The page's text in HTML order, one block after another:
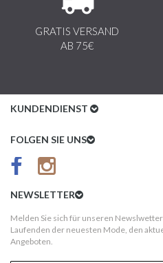
GRATIS VERSAND
AB 75€
KUNDENDIENST
Kundenservice
AGB
Kundeninformationen
FOLGEN SIE UNS
NEWSLETTER
Melden Sie sich für unseren Newslwetter
Laufenden der neuesten Mode, den
Angeboten.